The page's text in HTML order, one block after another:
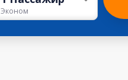
Эконом